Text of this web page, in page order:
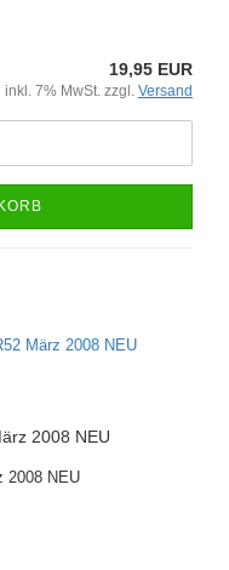
19,95 EUR
inkl. 7% MwSt. zzgl. Versand
2008 NEU
2008 NEU